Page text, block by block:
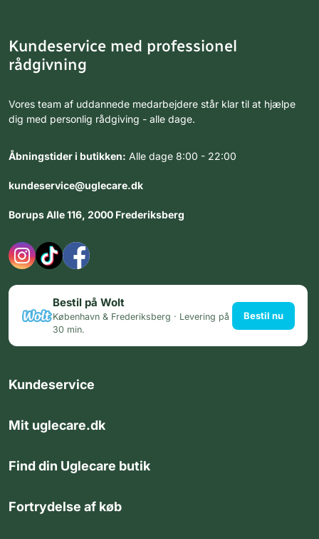
Kundeservice med professionel
rådgivning
Vores team af uddannede medarbejdere står klar til at hjælpe
dig med personlig rådgiving - alle dage.
Åbningstider i butikken: Alle dage 8:00 - 22:00
kundeservice@uglecare.dk
Borups Alle 116, 2000 Frederiksberg
Bestil på Wolt
København & Frederiksberg · Levering på
30 min.
Bestil nu
Kundeservice
Mit uglecare.dk
Find din Uglecare butik
Fortrydelse af køb